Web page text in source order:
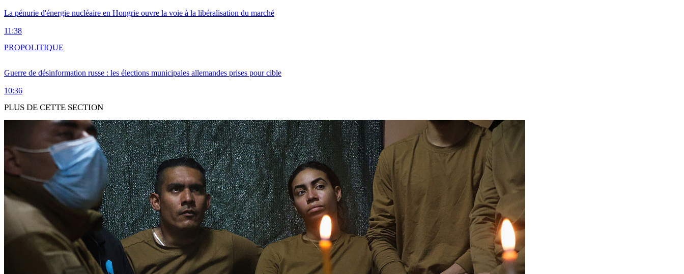
La pénurie d'énergie nucléaire en Hongrie ouvre la voie à la libéralisation du marché
11:38
Guerre de désinformation russe : les élections municipales allemandes prises pour cible
10:36
PROPOLITIQUE
PLUS DE CETTE SECTION